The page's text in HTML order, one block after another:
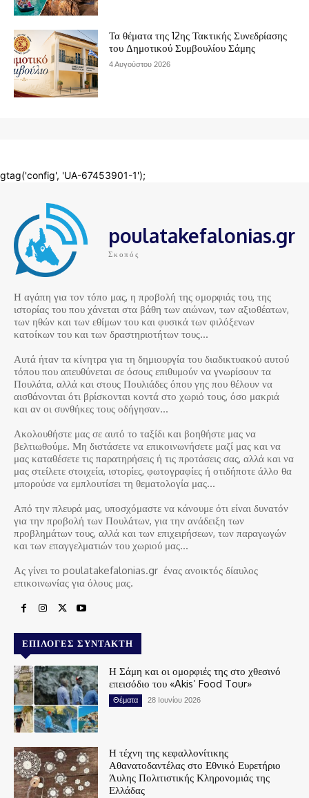
poulatakefalonias.gr
Σκοπός
Η αγάπη για τον τόπο μας, η προβολή της ομορφιάς του, της
ιστορίας του που χάνεται στα βάθη των αιώνων, των αξιοθέατων,
των ηθών και των εθίμων του και φυσικά των φιλόξενων
κατοίκων του και των δραστηριοτήτων τους…
Αυτά ήταν τα κίνητρα για τη δημιουργία του διαδικτυακού αυτού
τόπου που απευθύνεται σε όσους επιθυμούν να γνωρίσουν τα
Πουλάτα, αλλά και στους Πουλιάδες όπου γης που θέλουν να
αισθάνονται ότι βρίσκονται κοντά στο χωριό τους, όσο μακριά
και αν οι συνθήκες τους οδήγησαν…
Ακολουθήστε μας σε αυτό το ταξίδι και βοηθήστε μας να
βελτιωθούμε. Μη διστάσετε να επικοινωνήσετε μαζί μας και να
μας καταθέσετε τις παρατηρήσεις ή τις προτάσεις σας, αλλά και να
μας στείλετε στοιχεία, ιστορίες, φωτογραφίες ή οτιδήποτε άλλο θα
μπορούσε να εμπλουτίσει τη θεματολογία μας…
Από την πλευρά μας, υποσχόμαστε να κάνουμε ότι είναι δυνατόν
για την προβολή των Πουλάτων, για την ανάδειξη των
προβλημάτων τους, αλλά και των επιχειρήσεων, των παραγωγών
και των επαγγελματιών του χωριού μας…
Ας γίνει το poulatakefalonias.gr ένας ανοικτός δίαυλος
επικοινωνίας για όλους μας.
ΕΠΙΛΟΓΈΣ ΣΥΝΤΆΚΤΗ
Η Σάμη και οι ομορφιές της στο χθεσινό
επεισόδιο του «Akis’ Food Tour»
Θέματα 28 Ιουνίου 2026
Η τέχνη της κεφαλλονίτικης
Αθανατοδαντέλας στο Εθνικό Ευρετήριο
Άυλης Πολιτιστικής Κληρονομιάς της
Ελλάδας